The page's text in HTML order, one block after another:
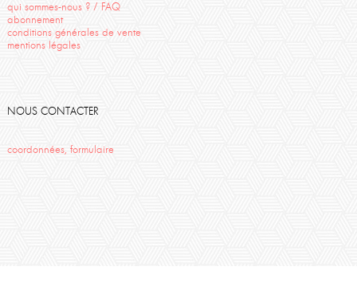
qui sommes-nous ? / FAQ
abonnement
conditions générales de vente
mentions légales
NOUS CONTACTER
coordonnées, formulaire